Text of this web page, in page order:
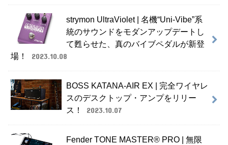
strymon UltraViolet | 名機“Uni-Vibe”系
統のサウンドをモダンアップデートし
て甦らせた、真のバイブペダルが新登
場！
2023.10.08
BOSS KATANA-AIR EX | 完全ワイヤレ
スのデスクトップ・アンプをリリー
ス！
2023.10.07
Fender TONE MASTER® PRO | 無限